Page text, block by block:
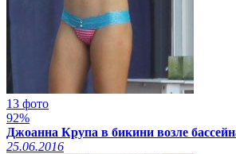
13 фото
92%
Джоанна Крупа в бикини возле
25.06.2016